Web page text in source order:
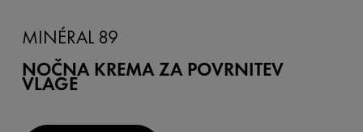
MINÉRAL 89
NOČNA KREMA ZA POVRNITEV
VLAGE